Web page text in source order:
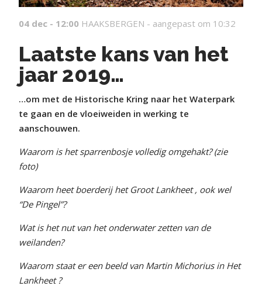
04 dec - 12:00 HAAKSBERGEN - aangepast om 10:32
Laatste kans van het
jaar 2019…
…om met de Historische Kring naar het Waterpark
te gaan en de vloeiweiden in werking te
aanschouwen.
Waarom is het sparrenbosje volledig omgehakt? (zie
foto)
Waarom heet boerderij het Groot Lankheet , ook wel
“De Pingel”?
Wat is het nut van het onderwater zetten van de
weilanden?
Waarom staat er een beeld van Martin Michorius in Het
Lankheet ?